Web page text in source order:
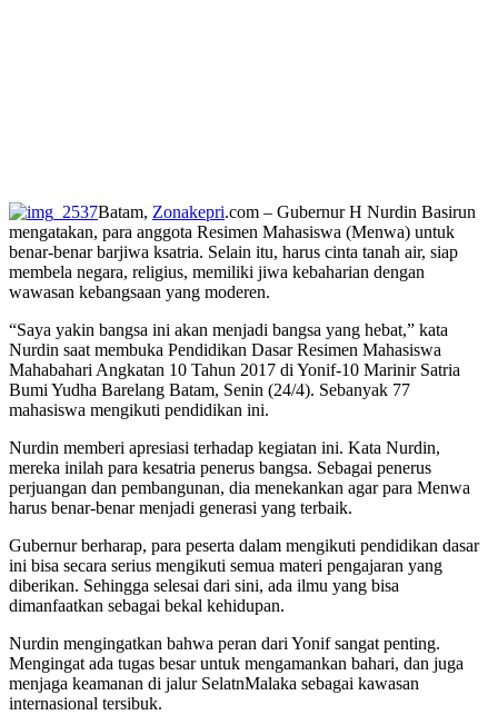
Batam, Zonakepri.com – Gubernur H Nurdin Basirun
mengatakan, para anggota Resimen Mahasiswa (Menwa) untuk
benar-benar barjiwa ksatria. Selain itu, harus cinta tanah air, siap
membela negara, religius, memiliki jiwa kebaharian dengan
wawasan kebangsaan yang moderen.
“Saya yakin bangsa ini akan menjadi bangsa yang hebat,” kata
Nurdin saat membuka Pendidikan Dasar Resimen Mahasiswa
Mahabahari Angkatan 10 Tahun 2017 di Yonif-10 Marinir Satria
Bumi Yudha Barelang Batam, Senin (24/4). Sebanyak 77
mahasiswa mengikuti pendidikan ini.
Nurdin memberi apresiasi terhadap kegiatan ini. Kata Nurdin,
mereka inilah para kesatria penerus bangsa. Sebagai penerus
perjuangan dan pembangunan, dia menekankan agar para Menwa
harus benar-benar menjadi generasi yang terbaik.
Gubernur berharap, para peserta dalam mengikuti pendidikan dasar
ini bisa secara serius mengikuti semua materi pengajaran yang
diberikan. Sehingga selesai dari sini, ada ilmu yang bisa
dimanfaatkan sebagai bekal kehidupan.
Nurdin mengingatkan bahwa peran dari Yonif sangat penting.
Mengingat ada tugas besar untuk mengamankan bahari, dan juga
menjaga keamanan di jalur SelatnMalaka sebagai kawasan
internasional tersibuk.